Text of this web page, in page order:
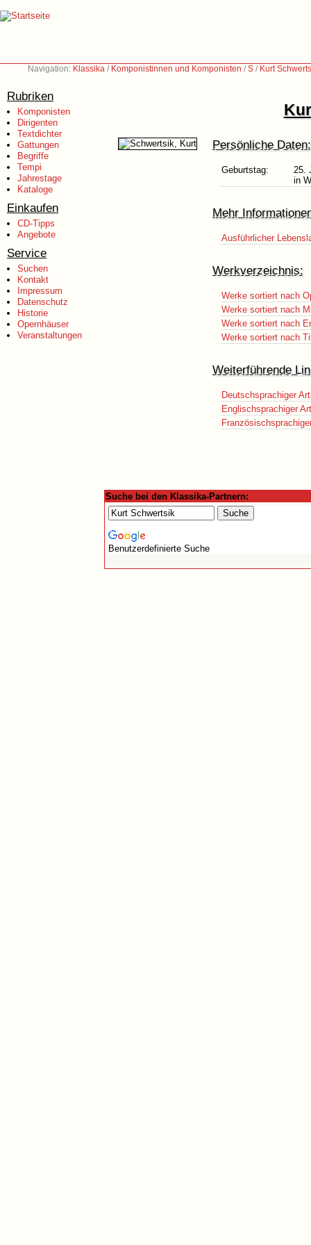
Navigation: Klassika / Komponistinnen und Komponisten /S / Kurt
Rubriken
Komponisten
Dirigenten
Textdichter
Gattungen
Begriffe
Tempi
Jahrestage
Kataloge
Einkaufen
CD-Tipps
Angebote
Service
Suchen
Kontakt
Impressum
Datenschutz
Historie
Opernhäuser
Veranstaltungen
Persönliche Daten:
Geburtstag:
25.
in
Mehr
Ausführlicher
Werkverzeichnis:
Werke sortiert nach
Werke sortiert nach
Werke sortiert nach
Werke sortiert nach
Weiterführende
Deutschsprachiger
Englischsprachiger
Suche bei den Klassika-Partnern:
Benutzerdefinierte Suche